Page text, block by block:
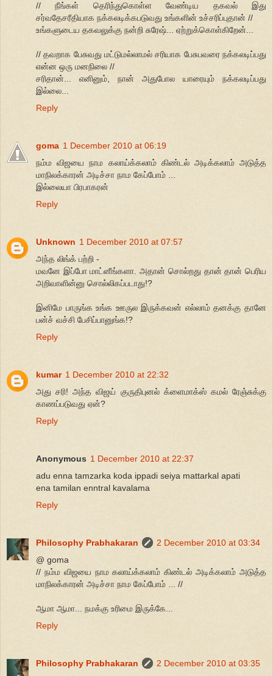
// நீங்கள் தெரிந்துகொள்ள வேண்டிய தகவல் இது
சர்வதேசரீதியாக நக்கலடிக்கபடுவது உங்களின் உச்சரிப்புதான் //
உங்களுடைய தகவலுக்கு நன்றி சுரேஷ்... ஏற்றுக்கொள்கிறேன்...
// தவறாக பேசுவது மட்டுமல்லாமல் சரியாக பேசுபவரை நக்கலடிப்பது
என்ன ஒரு மனநிலை //
சரிதான்... எனினும், நான் அதுபோல யாரையும் நக்கலடிப்பது
இல்லை...
Reply
goma 1 December 2010 at 06:19
நம்ம விஜயை நாம கலாய்க்கலாம் கிண்டல் அடிக்கலாம் அடுத்த
மாநிலக்காரன் அடிச்சா நாம கேப்போம் ...
இல்லையா பிரபாகரன்
Reply
Unknown 1 December 2010 at 07:57
அந்த லிங்க் பற்றி -
மவனே இப்போ மாட்னீங்களா. அதான் சொல்றது தான் தான் பெரிய
அறிவாளின்னு சொல்லிகப்படாது!?
இனிமே பாருங்க உங்க ஊருல இருக்கவன் எல்லாம் தனக்கு தானே
பன்ச் வச்சி பேசிப்பானுங்க!?
Reply
kumar 1 December 2010 at 22:32
அது சரி! அந்த விஜய் குருதிபுனல் க்ளைமாக்ஸ் கமல் ரேஞ்சுக்கு
காணப்படுவது ஏன்?
Reply
Anonymous 1 December 2010 at 22:37
adu enna tamzarka koda ippadi seiya mattarkal apati
ena tamilan enntral kavalama
Reply
Philosophy Prabhakaran
2 December 2010 at 03:34
@ goma
// நம்ம விஜயை நாம கலாய்க்கலாம் கிண்டல் அடிக்கலாம் அடுத்த
மாநிலக்காரன் அடிச்சா நாம கேப்போம் ... //
ஆமா ஆமா... நமக்கு உரிமை இருக்கே...
Reply
Philosophy Prabhakaran
2 December 2010 at 03:35